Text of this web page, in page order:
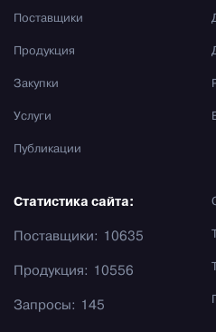
Поставщики
Продукция
Закупки
Услуги
Публикации
Статистика сайта:
Поставщики: 10635
Продукция: 10556
Запросы: 145